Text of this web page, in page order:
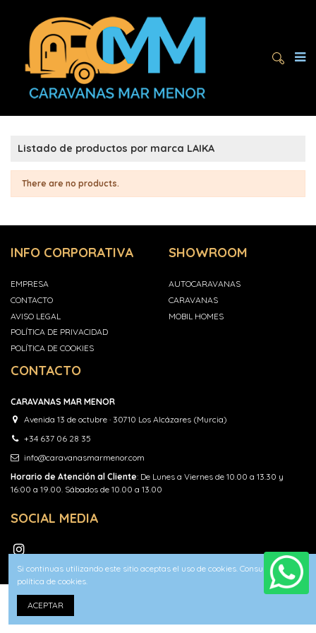
Listado de productos por marca LAIKA
There are no products.
INFO CORPORATIVA
EMPRESA
CONTACTO
AVISO LEGAL
POLÍTICA DE PRIVACIDAD
POLÍTICA DE COOKIES
SHOWROOM
AUTOCARAVANAS
CARAVANAS
MOBIL HOMES
CONTACTO
CARAVANAS MAR MENOR
Avenida 13 de octubre · 30710 Los Alcázares (Murcia)
+34 637 06 28 35
info@caravanasmarmenor.com
Horario de Atención al Cliente: De Lunes a Viernes de 10.00 a 13.30 y
16:00 a 19.00. Sábados de 10.00 a 13.00
SOCIAL MEDIA
Si continuas utilizando este sitio aceptas el uso de cookies. Consulta nuestra
política de cookies.
ACEPTAR